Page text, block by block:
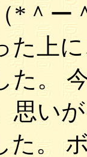
*＾ー
た上
た。
思い
た。